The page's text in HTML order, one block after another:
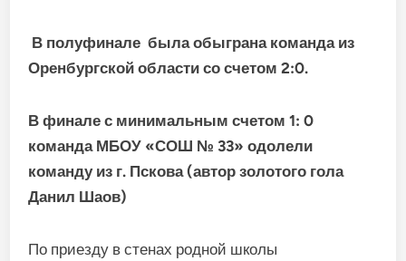
В полуфинале была обыграна команда из
Оренбургской области со счетом 2:0.
В финале с минимальным счетом 1: 0
команда МБОУ «СОШ № 33» одолели
команду из г. Пскова (автор золотого гола
Данил Шаов)
По приезду в стенах родной школы